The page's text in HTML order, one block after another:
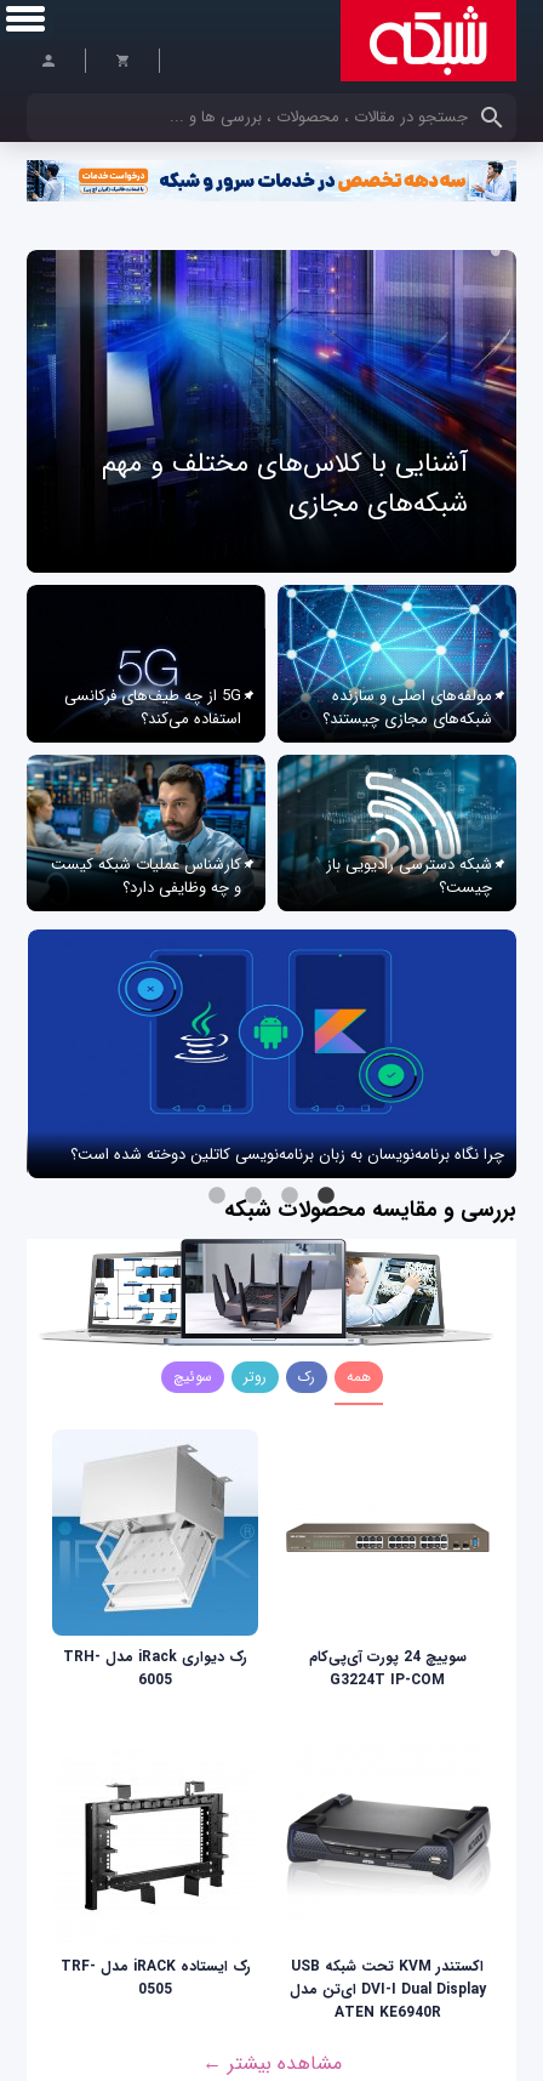
کلمات کلیدی خود را وارد کنید
آشنایی با کلاس‌های مختلف و مهم
شبکه‌های مجازی
مولفه‌های اصلی و سازنده
شبکه‌های مجازی چیستند؟
5G از چه طیف‌های فرکانسی
استفاده می‌کند؟
شبکه دسترسی رادیویی باز
چیست؟
کارشناس عملیات شبکه کیست
و چه وظایفی دارد؟
چرا نگاه برنامه‌نویسان به زبان برنامه‌نویسی کاتلین دوخته شده است؟
بررسی و مقایسه محصولات شبکه
همه رک روتر سوئیچ
سوییچ 24 پورت آی‌پی‌کام
G3224T IP-COM
رک دیواری iRack مدل TRH-
6005
اکستندر KVM تحت شبکه USB
DVI-I Dual Display ای‌تن مدل
ATEN KE6940R
رک ایستاده iRACK مدل TRF-
0505
مشاهده بیشتر ←